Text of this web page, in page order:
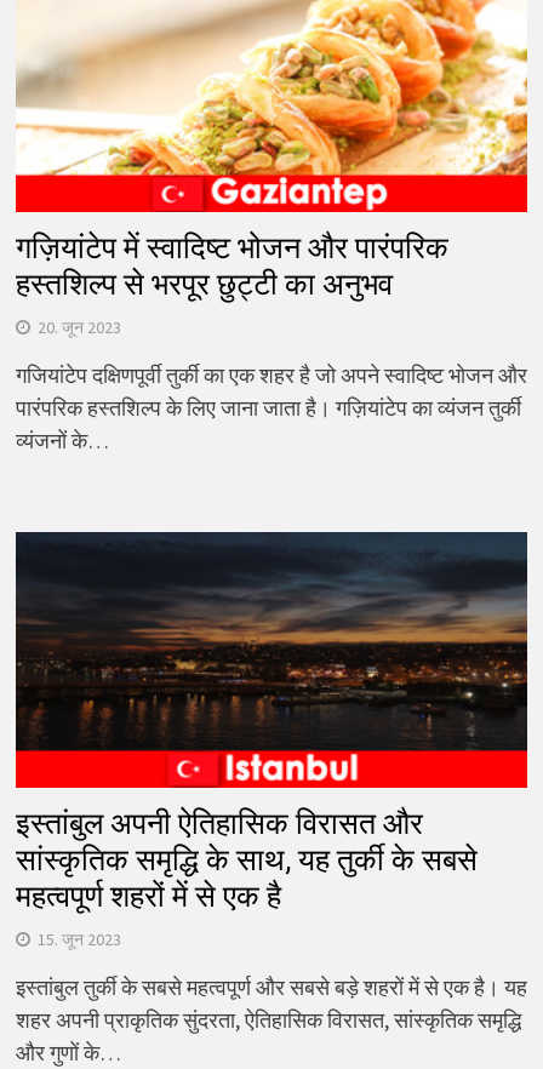
गज़ियांटेप में स्वादिष्ट भोजन और पारंपरिक
हस्तशिल्प से भरपूर छुट्टी का अनुभव
20. जून 2023
गजियांटेप दक्षिणपूर्वी तुर्की का एक शहर है जो अपने स्वादिष्ट भोजन और
पारंपरिक हस्तशिल्प के लिए जाना जाता है। गज़ियांटेप का व्यंजन तुर्की
व्यंजनों के…
इस्तांबुल अपनी ऐतिहासिक विरासत और
सांस्कृतिक समृद्धि के साथ, यह तुर्की के सबसे
महत्वपूर्ण शहरों में से एक है
15. जून 2023
इस्तांबुल तुर्की के सबसे महत्वपूर्ण और सबसे बड़े शहरों में से एक है। यह
शहर अपनी प्राकृतिक सुंदरता, ऐतिहासिक विरासत, सांस्कृतिक समृद्धि
और गुणों के…